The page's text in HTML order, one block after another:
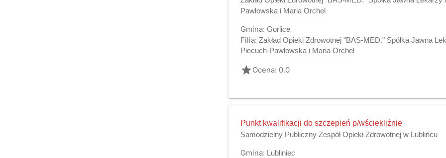
Pawłowska i Maria Orchel
Gmina: Gorlice
Filia: Zakład Opieki Zdrowotnej "BAS-MED." Spółka Jawna
Piecuch-Pawłowska i Maria Orchel
gradeOcena: 0.0
Punkt kwalifikacji do szczepień p/wściekliźnie
Samodzielny Publiczny Zespół Opieki Zdrowotnej w Lublińcu
Gmina: Lubliniec